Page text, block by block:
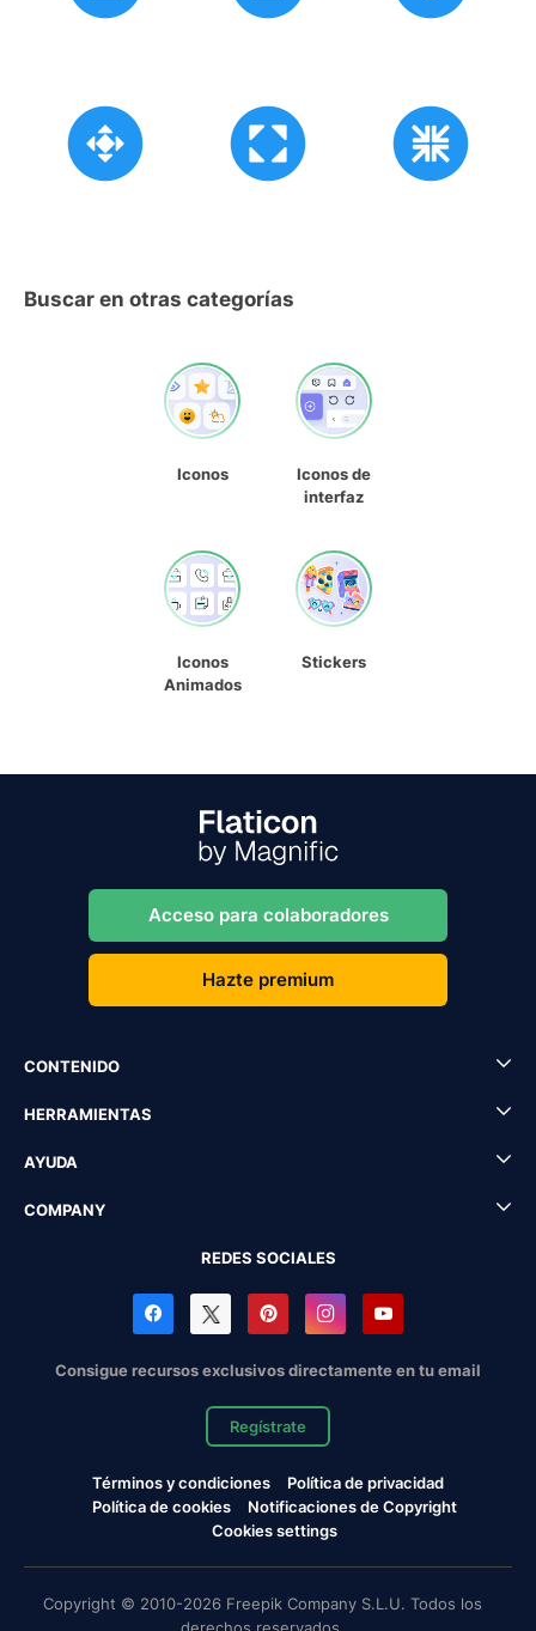
Buscar en otras categorías
Iconos
Iconos de
interfaz
Iconos
Animados
Stickers
Acceso para colaboradores
Hazte premium
CONTENIDO
HERRAMIENTAS
AYUDA
COMPANY
REDES SOCIALES
Consigue recursos exclusivos directamente en tu email
Regístrate
Términos y condiciones
Política de privacidad
Política de cookies
Notificaciones de Copyright
Cookies settings
Copyright © 2010-2026 Freepik Company S.L.U. Todos los